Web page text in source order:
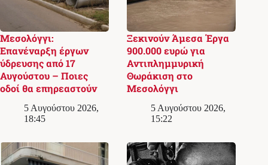
Μεσολόγγι:
Επανέναρξη έργων
ύδρευσης από 17
Αυγούστου – Ποιες
οδοί θα επηρεαστούν
5 Αυγούστου 2026,
18:45
Ξεκινούν Άμεσα Έργα
900.000 ευρώ για
Αντιπλημμυρική
Θωράκιση στο
Μεσολόγγι
5 Αυγούστου 2026,
15:22